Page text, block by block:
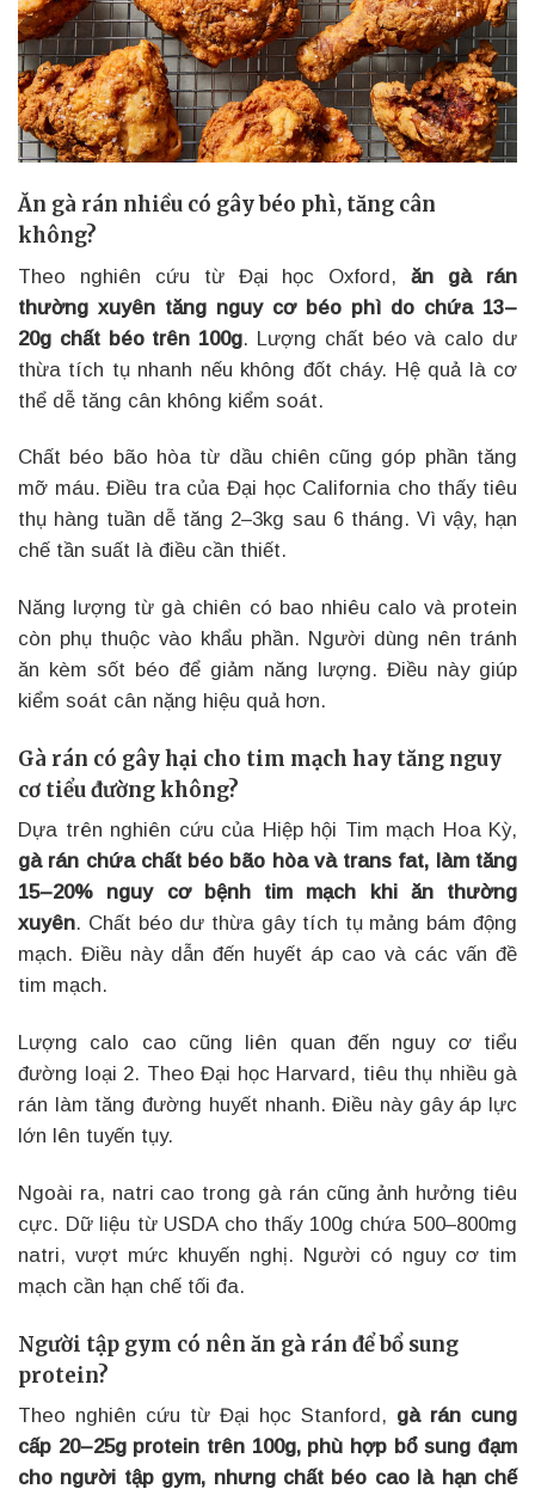
Ăn gà rán nhiều có gây béo phì, tăng cân
không?
Theo nghiên cứu từ Đại học Oxford,ăn gà rán
thường xuyên tăng nguy cơ béo phì do chứa 13–
20g chất béo trên 100g. Lượng chất béo và calo dư
thừa tích tụ nhanh nếu không đốt cháy. Hệ quả là cơ
thể dễ tăng cân không kiểm soát.
Chất béo bão hòa từ dầu chiên cũng góp phần tăng
mỡ máu. Điều tra của Đại học California cho thấy tiêu
thụ hàng tuần dễ tăng 2–3kg sau 6 tháng. Vì vậy, hạn
chế tần suất là điều cần thiết.
Năng lượng từ gà chiên có bao nhiêu calo và protein
còn phụ thuộc vào khẩu phần. Người dùng nên tránh
ăn kèm sốt béo để giảm năng lượng. Điều này giúp
kiểm soát cân nặng hiệu quả hơn.
Gà rán có gây hại cho tim mạch hay tăng nguy
cơ tiểu đường không?
Dựa trên nghiên cứu của Hiệp hội Tim mạch Hoa Kỳ,
gà rán chứa chất béo bão hòa và trans fat, làm tăng
15–20% nguy cơ bệnh tim mạch khi ăn thường
xuyên. Chất béo dư thừa gây tích tụ mảng bám động
mạch. Điều này dẫn đến huyết áp cao và các vấn đề
tim mạch.
Lượng calo cao cũng liên quan đến nguy cơ tiểu
đường loại 2. Theo Đại học Harvard, tiêu thụ nhiều gà
rán làm tăng đường huyết nhanh. Điều này gây áp lực
lớn lên tuyến tụy.
Ngoài ra, natri cao trong gà rán cũng ảnh hưởng tiêu
cực. Dữ liệu từ USDA cho thấy 100g chứa 500–800mg
natri, vượt mức khuyến nghị. Người có nguy cơ tim
mạch cần hạn chế tối đa.
Người tập gym có nên ăn gà rán để bổ sung
protein?
Theo nghiên cứu từ Đại học Stanford, gà rán cung
cấp 20–25g protein trên 100g, phù hợp bổ sung đạm
cho người tập gym, nhưng chất béo cao là hạn chế